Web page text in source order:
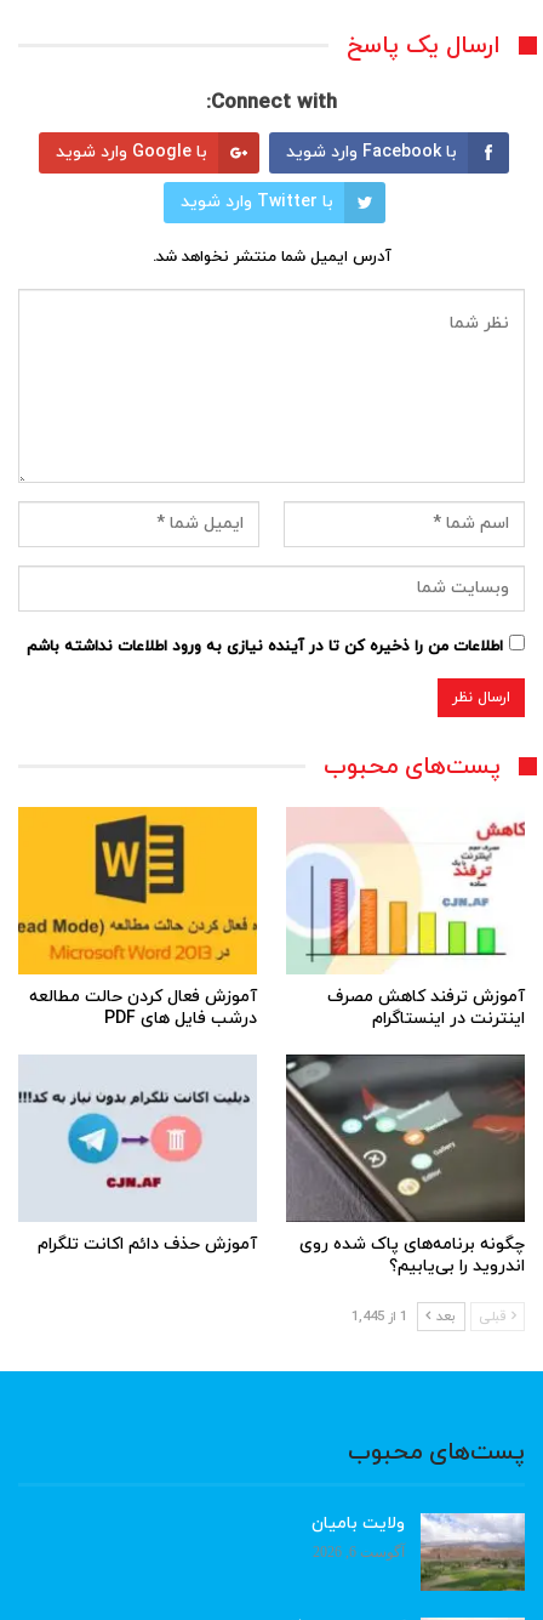
ارسال یک پاسخ
Connect with:
با Facebook وارد شوید با Google وارد شوید
با Twitter وارد شوید
آدرس ایمیل شما منتشر نخواهد شد.
اطلاعات من را ذخیره کن تا در آینده نیازی به ورود اطلاعات نداشته باشم
پست‌های محبوب
آموزش ترفند کاهش مصرف
اینترنت در اینستاگرام
آموزش فعال کردن حالت مطالعه
درشب فایل های PDF
چگونه برنامه‌های پاک شده روی
اندروید را بی‌یابیم؟
آموزش حذف دائم اکانت تلگرام
قبلی بعد 1 از 1,445
پست‌های محبوب
ولایت بامیان
آگوست 6, 2026